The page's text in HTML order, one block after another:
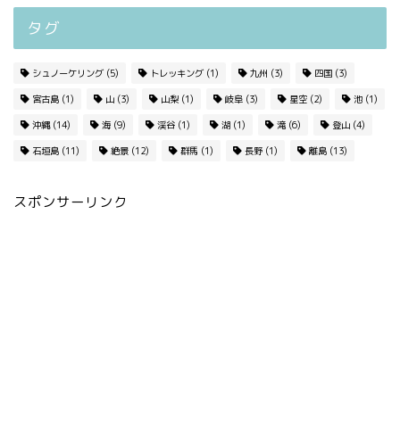
タグ
シュノーケリング (5) トレッキング (1) 九州 (3) 四国 (3)
宮古島 (1) 山 (3) 山梨 (1) 岐阜 (3) 星空 (2) 池 (1)
沖縄(14) 海 (9) 渓谷 (1) 湖 (1) 滝 (6) 登山 (4)
石垣島 (11) 絶景 (12) 群馬 (1) 長野 (1) 離島 (13)
スポンサーリンク